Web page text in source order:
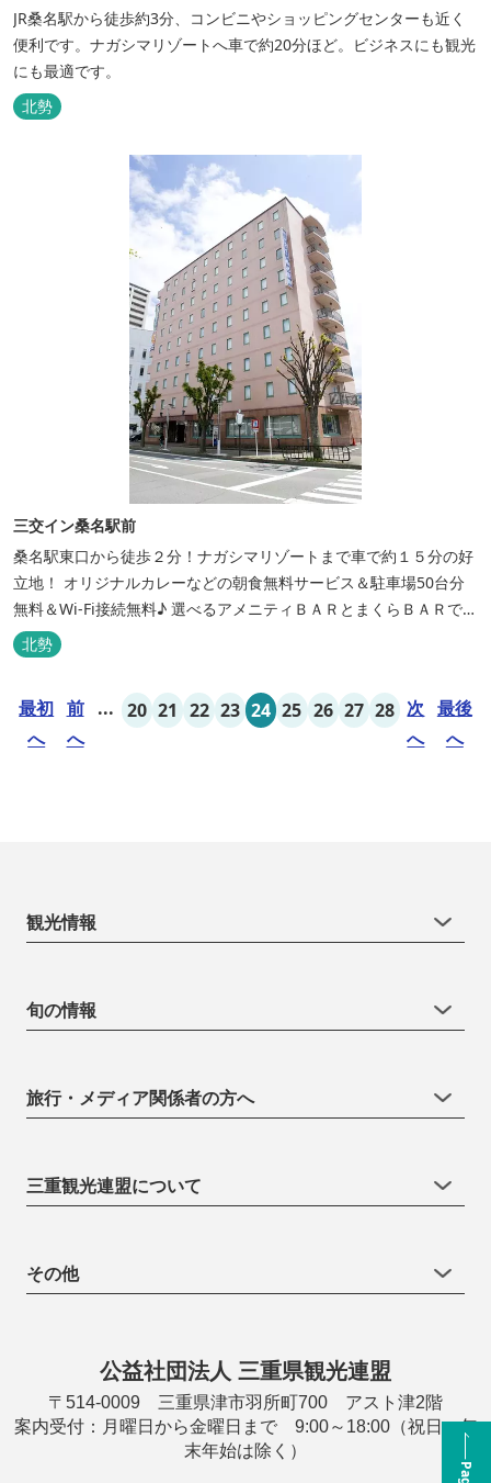
JR桑名駅から徒歩約3分、コンビニやショッピングセンターも近く
便利です。ナガシマリゾートへ車で約20分ほど。ビジネスにも観光
にも最適です。
北勢
三交イン桑名駅前
桑名駅東口から徒歩２分！ナガシマリゾートまで車で約１５分の好
立地！ オリジナルカレーなどの朝食無料サービス＆駐車場50台分
無料＆Wi-Fi接続無料♪ 選べるアメニティＢＡＲとまくらＢＡＲで快
適な滞在をサポート！
北勢
最初
へ
前
へ
... 20 21 22 23 24 25 26 27 28 次
へ
最後
へ
観光情報
旬の情報
旅行・メディア関係者の方へ
三重観光連盟について
その他
公益社団法人 三重県観光連盟
〒514-0009 三重県津市羽所町700 アスト津2階
案内受付：月曜日から金曜日まで 9:00～18:00（祝日・年
末年始は除く）